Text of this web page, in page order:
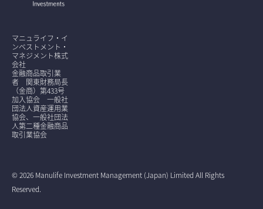
マニュライフ・イ
ンベストメント・
マネジメント株式
会社
金融商品取引業
者 関東財務局長
（金商）第433号
加入協会 一般社
団法人資産運用業
協会、一般社団法
人第二種金融商品
取引業協会
© 2026 Manulife Investment Management (Japan) Limited All Rights
Reserved.